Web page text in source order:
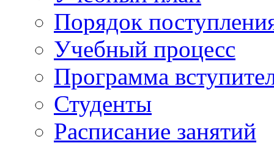
Порядок
Учебный процесс
Программа
Студенты
Расписание занятий